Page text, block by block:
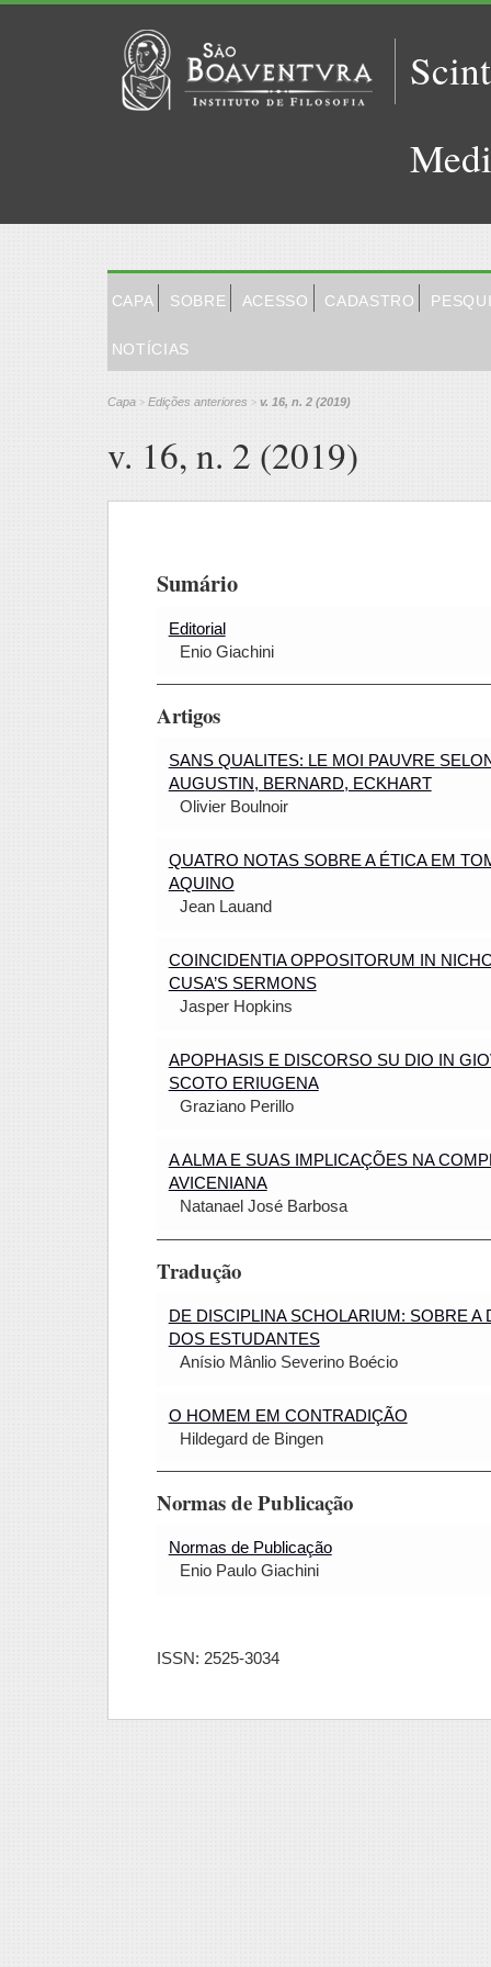
CAPA SOBRE ACESSO CADASTRO
NOTÍCIAS
Capa > Edições anteriores > v. 16, n. 2 (2019)
v. 16, n. 2 (2019)
Sumário
Editorial
Enio Giachini
Artigos
SANS QUALITES: LE MOI PAUVRE
AUGUSTIN, BERNARD, ECKHART
Olivier Boulnoir
QUATRO NOTAS SOBRE A ÉTICA EM
AQUINO
Jean Lauand
COINCIDENTIA OPPOSITORUM IN
CUSA’S SERMONS
Jasper Hopkins
APOPHASIS E DISCORSO SU DIO IN
SCOTO ERIUGENA
Graziano Perillo
A ALMA E SUAS IMPLICAÇÕES NA
AVICENIANA
Natanael José Barbosa
Tradução
DE DISCIPLINA SCHOLARIUM: SOBRE A
DOS ESTUDANTES
Anísio Mânlio Severino Boécio
O HOMEM EM CONTRADIÇÃO
Hildegard de Bingen
Normas de Publicação
Normas de Publicação
Enio Paulo Giachini
ISSN: 2525-3034